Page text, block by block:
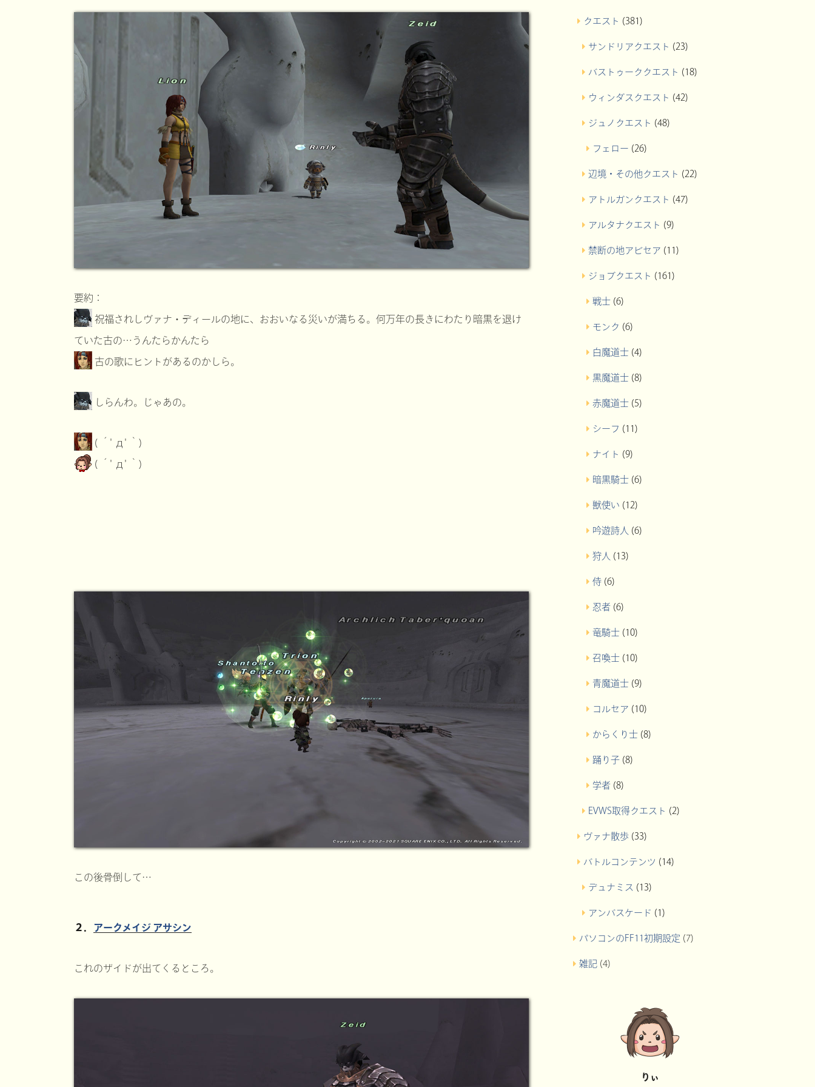
要約：
祝福されしヴァナ・ディールの地に、おおいなる災いが満ちる。何万年の長きにわたり暗黒を退け
ていた古の…うんたらかんたら
古の歌にヒントがあるのかしら。
しらんわ。じゃあの。
( ´ﾟдﾟ｀)
( ´ﾟдﾟ｀)
この後骨倒して…
２． アークメイジ アサシン
これのザイドが出てくるところ。
クエスト (381)
サンドリアクエスト (23)
バストゥーククエスト (18)
ウィンダスクエスト (42)
ジュノクエスト (48)
フェロー (26)
辺境・その他クエスト (22)
アトルガンクエスト (47)
アルタナクエスト (9)
禁断の地アビセア (11)
ジョブクエスト (161)
戦士 (6)
モンク (6)
白魔道士 (4)
黒魔道士 (8)
赤魔道士 (5)
シーフ (11)
ナイト (9)
暗黒騎士 (6)
獣使い (12)
吟遊詩人 (6)
狩人 (13)
侍 (6)
忍者 (6)
竜騎士 (10)
召喚士 (10)
青魔道士 (9)
コルセア (10)
からくり士 (8)
踊り子 (8)
学者 (8)
EVWS取得クエスト (2)
ヴァナ散歩 (33)
バトルコンテンツ (14)
デュナミス (13)
アンバスケード (1)
パソコンのFF11初期設定 (7)
雑記(4)
りぃ